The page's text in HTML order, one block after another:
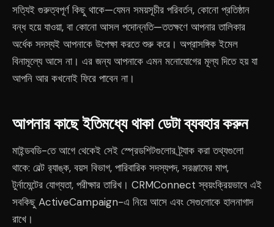
সত্যিই গুরুত্বপূর্ণ কিছু থাকে—যেমন সময়সূচীর পরিবর্তন, কোনো প্রতিষ্ঠান
বন্ধ হয়ে যাওয়া, বা কোনো আসল পদোন্নতি—ততক্ষণে আপনার তালিকার
অর্ধেক সদস্যই আপনাকে উপেক্ষা করতে শুরু করে। অপ্রাসঙ্গিক ইমেল
বিনামূল্যে আসে না। এর জন্য আপনাকে এমন মনোযোগের মূল্য দিতে হয় যা
আপনি আর কখনোই ফিরে পাবেন না।
আপনার কাছে ইতিমধ্যে থাকা ডেটা ব্যবহার করুন
মাইন্ডবডি-তে আগে থেকেই সেই স্প্রেডশিটগুলোর ট্র্যাক করা তথ্যগুলো
থাকে: বেল্ট র‍্যাঙ্ক, বয়স বিভাগ, পারিবারিক সদস্যপদ, সরঞ্জামের মাপ,
টুর্নামেন্টের যোগ্যতা, পরীক্ষার তারিখ। CRMConnect স্বয়ংক্রিয়ভাবে এই
সবকিছু ActiveCampaign-এ নিয়ে আসে এবং সেগুলোকে হালনাগাদ
রাখে।